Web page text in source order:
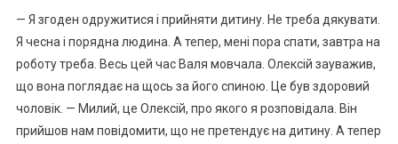
— Я згоден одружитися і прийняти дитину. Не треба дякувати.
Я чесна і порядна людина. А тепер, мені пора спати, завтра на
роботу треба. Весь цей час Валя мовчала. Олексій зауважив,
що вона поглядає на щось за його спиною. Це був здоровий
чоловік. — Милий, це Олексій, про якого я розповідала. Він
прийшов нам повідомити, що не претендує на дитину. А тепер